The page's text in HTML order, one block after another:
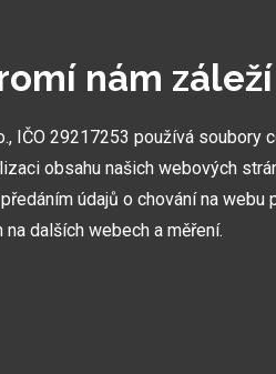
NEJVĚTŠÍ
ukázková centra abyste
našich hliníkových staveb
nám záleží
IČO 29217253 používá soubory
obsahu našich webových
údajů o chování na webu
dalších webech a měření.